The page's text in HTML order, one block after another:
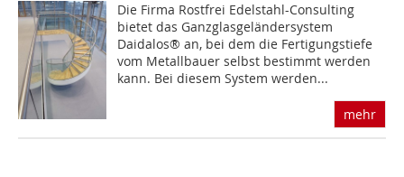
Die Firma Rostfrei Edelstahl-Consulting
bietet das Ganzglasgeländersystem
Daidalos® an, bei dem die Fertigungstiefe
vom Metallbauer selbst bestimmt werden
kann. Bei diesem System werden...
mehr